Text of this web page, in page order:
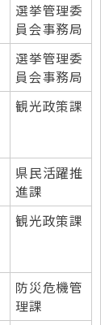
選挙管理委
員会事務局
選挙管理委
員会事務局
観光政策課
県民活躍推
進課
観光政策課
防災危機管
理課